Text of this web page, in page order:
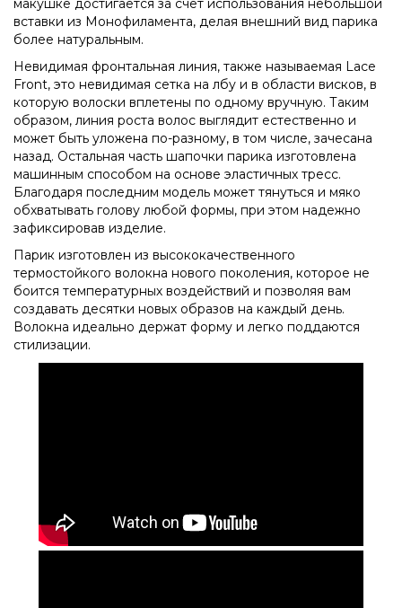
макушке достигается за счет использования небольшой
вставки из Монофиламента, делая внешний вид парика
более натуральным.
Невидимая фронтальная линия, также называемая Lace
Front, это невидимая сетка на лбу и в области висков, в
которую волоски вплетены по одному вручную. Таким
образом, линия роста волос выглядит естественно и
может быть уложена по-разному, в том числе, зачесана
назад. Остальная часть шапочки парика изготовлена
машинным способом на основе эластичных тресс.
Благодаря последним модель может тянуться и мяко
обхватывать голову любой формы, при этом надежно
зафиксировав изделие.
Парик изготовлен из высококачественного
термостойкого волокна нового поколения, которое не
боится температурных воздействий и позволяя вам
создавать десятки новых образов на каждый день.
Волокна идеально держат форму и легко поддаются
стилизации.